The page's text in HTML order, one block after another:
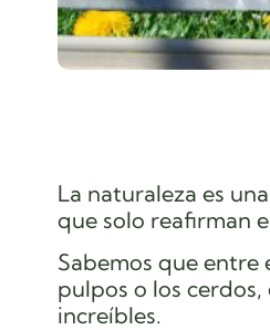
La naturaleza es
que solo reafirman
Sabemos que entre
pulpos o los
increíbles.